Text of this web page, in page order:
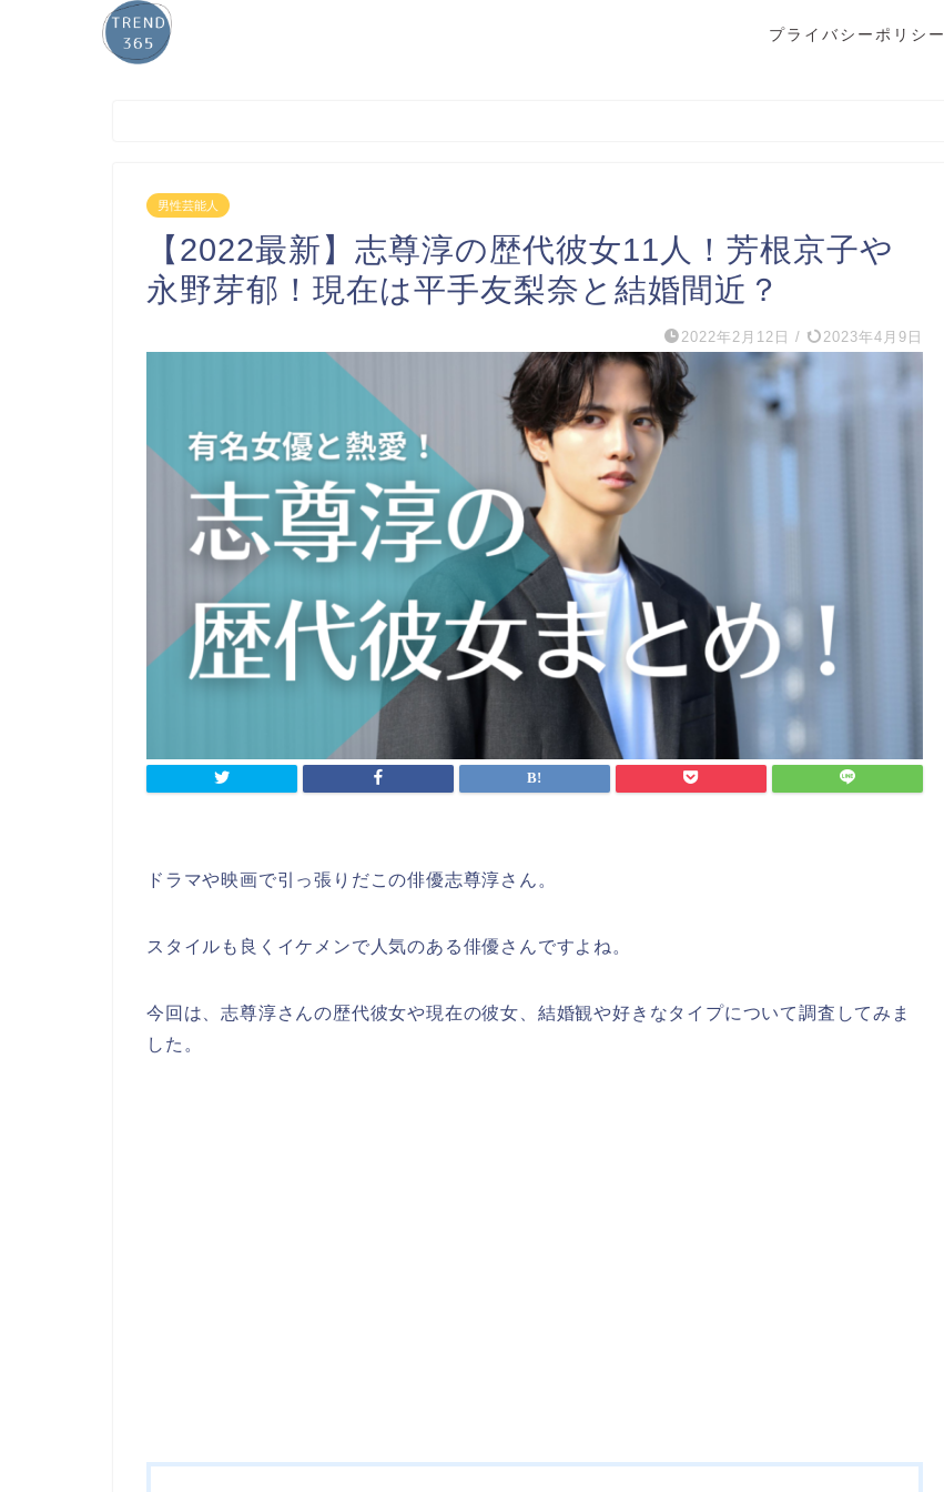
プライバシーポリシー
男性芸能人
【2022最新】志尊淳の歴代彼女11人！芳根京子や
永野芽郁！現在は平手友梨奈と結婚間近？
2022年2月12日 / 2023年4月9日
ドラマや映画で引っ張りだこの俳優志尊淳さん。
スタイルも良くイケメンで人気のある俳優さんですよね。
今回は、志尊淳さんの歴代彼女や現在の彼女、結婚観や好きなタイプについて調査してみま
した。